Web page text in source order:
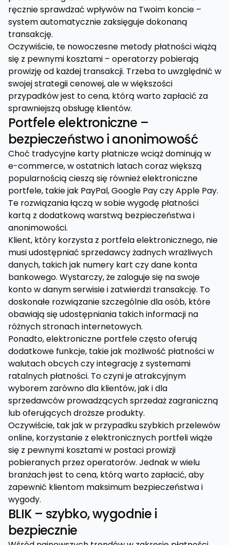
ręcznie sprawdzać wpływów na Twoim koncie –
system automatycznie zaksięguje dokonaną
transakcję.
Oczywiście, te nowoczesne metody płatności wiążą
się z pewnymi kosztami – operatorzy pobierają
prowizję od każdej transakcji. Trzeba to uwzględnić w
swojej strategii cenowej, ale w większości
przypadków jest to cena, którą warto zapłacić za
sprawniejszą obsługę klientów.
Portfele elektroniczne –
bezpieczeństwo i anonimowość
Choć tradycyjne karty płatnicze wciąż dominują w
e-commerce, w ostatnich latach coraz większą
popularnością cieszą się również elektroniczne
portfele, takie jak PayPal, Google Pay czy Apple Pay.
Te rozwiązania łączą w sobie wygodę płatności
kartą z dodatkową warstwą bezpieczeństwa i
anonimowości.
Klient, który korzysta z portfela elektronicznego, nie
musi udostępniać sprzedawcy żadnych wrażliwych
danych, takich jak numery kart czy dane konta
bankowego. Wystarczy, że zaloguje się na swoje
konto w danym serwisie i zatwierdzi transakcję. To
doskonałe rozwiązanie szczególnie dla osób, które
obawiają się udostępniania takich informacji na
różnych stronach internetowych.
Ponadto, elektroniczne portfele często oferują
dodatkowe funkcje, takie jak możliwość płatności w
walutach obcych czy integrację z systemami
ratalnych płatności. To czyni je atrakcyjnym
wyborem zarówno dla klientów, jak i dla
sprzedawców prowadzących sprzedaż zagraniczną
lub oferujących droższe produkty.
Oczywiście, tak jak w przypadku szybkich przelewów
online, korzystanie z elektronicznych portfeli wiąże
się z pewnymi kosztami w postaci prowizji
pobieranych przez operatorów. Jednak w wielu
branżach jest to cena, którą warto zapłacić, aby
zapewnić klientom maksimum bezpieczeństwa i
wygody.
BLIK – szybko, wygodnie i
bezpiecznie